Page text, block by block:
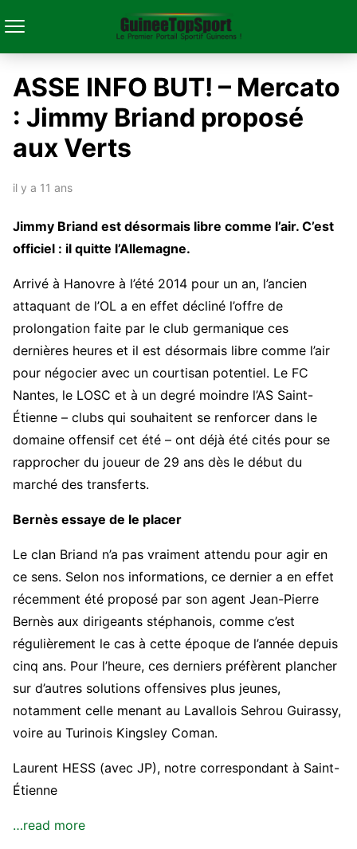
ASSE INFO BUT! – Mercato
: Jimmy Briand proposé
aux Verts
il y a 11 ans
Jimmy Briand est désormais libre comme l’air. C’est
officiel : il quitte l’Allemagne.
Arrivé à Hanovre à l’été 2014 pour un an, l’ancien
attaquant de l’OL a en effet décliné l’offre de
prolongation faite par le club germanique ces
dernières heures et il est désormais libre comme l’air
pour négocier avec un courtisan potentiel. Le FC
Nantes, le LOSC et à un degré moindre l’AS Saint-
Étienne – clubs qui souhaitent se renforcer dans le
domaine offensif cet été – ont déjà été cités pour se
rapprocher du joueur de 29 ans dès le début du
marché des transferts.
Bernès essaye de le placer
Le clan Briand n’a pas vraiment attendu pour agir en
ce sens. Selon nos informations, ce dernier a en effet
récemment été proposé par son agent Jean-Pierre
Bernès aux dirigeants stéphanois, comme c’est
régulièrement le cas à cette époque de l’année depuis
cinq ans. Pour l’heure, ces derniers préfèrent plancher
sur d’autres solutions offensives plus jeunes,
notamment celle menant au Lavallois Sehrou Guirassy,
voire au Turinois Kingsley Coman.
Laurent HESS (avec JP), notre correspondant à Saint-
Étienne
…read more